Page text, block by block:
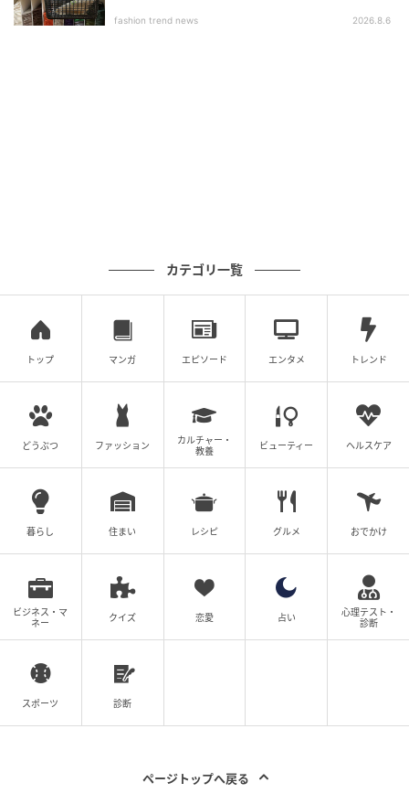
fashion trend news 2026.8.6
カテゴリ一覧
トップ マンガ エピソード エンタメ トレンド
どうぶつ ファッション
カルチャー・
教養
ビューティー ヘルスケア
暮らし 住まい レシピ グルメ おでかけ
ビジネス・マ
ネー
クイズ 恋愛 占い
心理テスト・
診断
スポーツ 診断
ページトップへ戻る